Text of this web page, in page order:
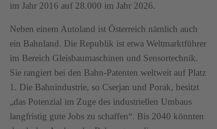
im Jahr 2016 auf 28.000 im Jahr 2026.
Neben einem Autoland ist Österreich nämlich auch
ein Bahnland. Die Republik ist etwa Weltmarktführer
im Bereich Gleisbaumaschinen und Sensortechnik.
Sie rangiert bei den Bahn-Patenten weltweit auf Platz
1. Die Bahnindustrie, so Cserjan und Porak, besitzt
„das Potenzial im Zuge des industriellen Umbaus
langfristig gute Jobs zu schaffen“. Bis 2040 könnten